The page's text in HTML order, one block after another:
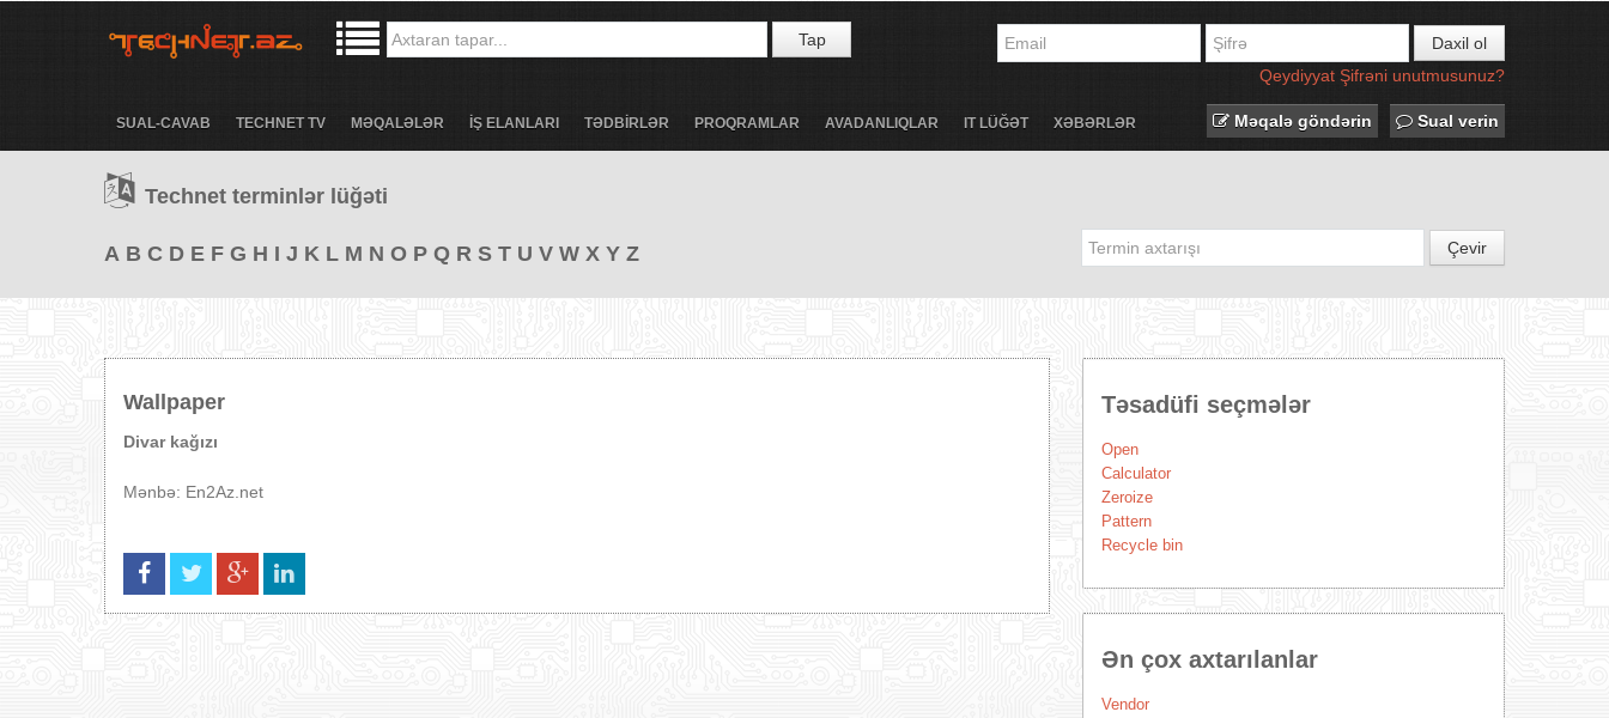
Tap
Daxil ol
Qeydiyyat Şifrəni unutmusunuz?
SUAL-CAVAB TECHNET TV MƏQALƏLƏR İŞ ELANLARI TƏDBİRLƏR PROQRAMLAR AVADANLIQLAR IT LÜĞƏT XƏBƏRLƏR Məqalə göndərin Sual verin
Technet terminlər lüğəti
A B C D E F G H I J K L M N O P Q R S T U V W X Y Z Çevir
Wallpaper
Divar kağızı
Mənbə: En2Az.net
Təsadüfi seçmələr
Open
Calculator
Zeroize
Pattern
Recycle bin
Ən çox axtarılanlar
Vendor